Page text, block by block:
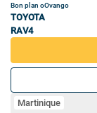
Bon plan oOvango
TOYOTA
RAV4
Martinique